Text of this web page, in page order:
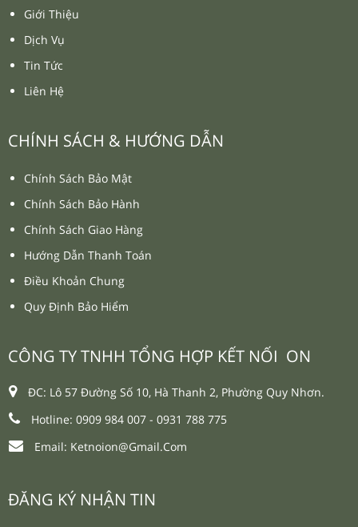
CÔNG TY TNHH TỔNG HỢP KẾT NỐI ON
ĐC: Lô 57 Đường Số 10, Hà Thanh 2, Phường Quy Nhơn.
Hotline: 0909 984 007 - 0931 788 775
Email: Ketnoion@gmail.com
Giới Thiệu
Dịch Vụ
Tin Tức
Liên Hệ
CHÍNH SÁCH & HƯỚNG DẪN
Chính Sách Bảo Mật
Chính Sách Bảo Hành
Chính Sách Giao Hàng
Hướng Dẫn Thanh Toán
Điều Khoản Chung
Quy Định Bảo Hiểm
ĐĂNG KÝ NHẬN TIN